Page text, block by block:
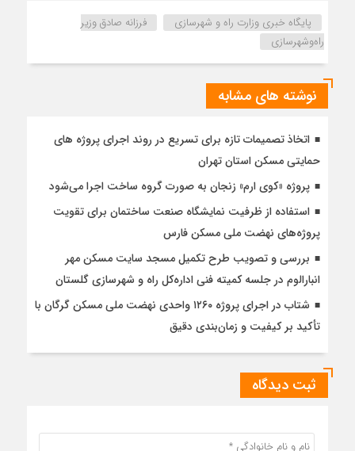
پایگاه خبری وزارت راه و شهرسازی
فرزانه صادق وزیر
راه‌وشهرسازی
نوشته های مشابه
اتخاذ تصمیمات تازه برای تسریع در روند اجرای پروژه های
حمایتی مسکن استان تهران
پروژه «کوی ارم» زنجان به صورت گروه ساخت اجرا می‌شود
استفاده از ظرفیت نمایشگاه صنعت ساختمان برای تقویت
پروژه‌های نهضت ملی مسکن فارس
بررسی و تصویب طرح تکمیل مسجد سایت مسکن مهر
انبارالوم در جلسه کمیته فنی اداره‌کل راه و شهرسازی گلستان
شتاب در اجرای پروژه ۱۲۶۰ واحدی نهضت ملی مسکن گرگان با
تأکید بر کیفیت و زمان‌بندی دقیق
ثبت دیدگاه